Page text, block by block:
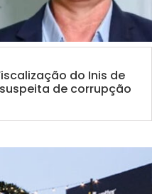
do Inis de
de corrupção